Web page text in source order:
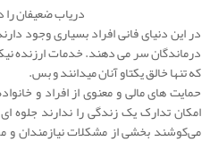
دریاب ضعیفان را
در این دنیای فانی افراد بسیاری وجود
درماندگان سر می دهند. خدمات ارزنده
که تنها خالق یکتاو آنان میدانند و بس.
حمایت های مالی و معنوی از افراد و
امکان تدارک یک زندگی را ندارند جلوه
می‌کوشند بخشی از مشکلات نیازمندان و